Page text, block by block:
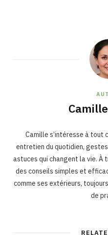
Camille s’intéresse à tout
entretien du quotidien,
astuces qui changent la vie.
des conseils simples et
comme ses extérieurs,
de